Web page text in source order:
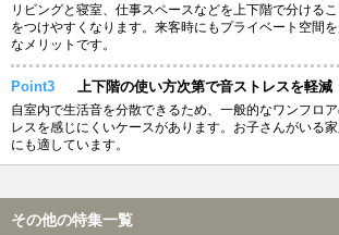
リビングと寝室、仕事スペースなどを上下階で分ける
をつけやすくなります。来客時にもプライベート空間
なメリットです。
Point3 上下階の使い方次第で音ストレスを軽減
自室内で生活音を分散できるため、一般的なワンフロ
レスを感じにくいケースがあります。お子さんがいる
にも適しています。
その他の特集一覧